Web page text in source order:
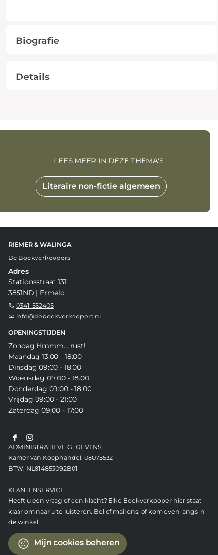
Biografie
Details
Literaire non-fictie algemeen
LEES MEER IN DEZE THEMA'S
RIEMER & WALINGA
De Boekverkoopers
Adres
Stationsstraat 131
3851ND | Ermelo
0341-552405
info@deboekverkoopers.nl
OPENINGSTIJDEN
Zondag Hmmm... rust!
Maandag 13:00 - 18:00
Dinsdag 09:00 - 18:00
Woensdag 09:00 - 18:00
Donderdag 09:00 - 18:00
Vrijdag 09:00 - 21:00
Zaterdag 09:00 - 17:00
ADMINISTRATIEVE GEGEVENS
Kamer van Koophandel: 08075532
BTW: NL814853092B01
KLANTENSERVICE
Heeft u een vraag of een klacht? Elke Boekverkooper hier staat
klaar om naar u te luisteren. Bel of mail ons, of kom even langs in
de winkel.
Mijn cookies beheren